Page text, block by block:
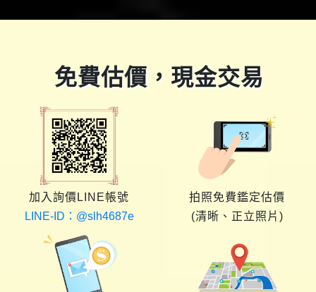
免費估價，現金交易
加入詢價LINE帳號
LINE-ID：@slh4687e
拍照免費鑑定估價
(清晰、正立照片)